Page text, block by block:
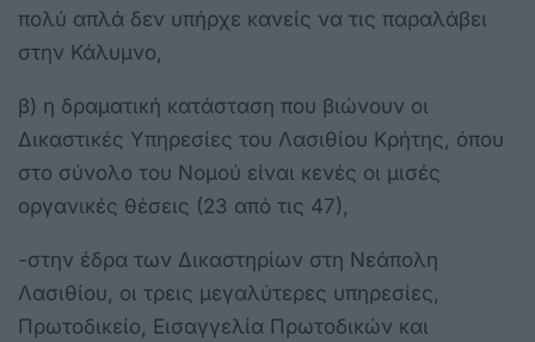
πολύ απλά δεν υπήρχε κανείς να τις παραλάβει
στην Κάλυμνο,
β) η δραματική κατάσταση που βιώνουν οι
Δικαστικές Υπηρεσίες του Λασιθίου Κρήτης, όπου
στο σύνολο του Νομού είναι κενές οι μισές
οργανικές θέσεις (23 από τις 47),
-στην έδρα των Δικαστηρίων στη Νεάπολη
Λασιθίου, οι τρεις μεγαλύτερες υπηρεσίες,
Πρωτοδικείο, Εισαγγελία Πρωτοδικών και